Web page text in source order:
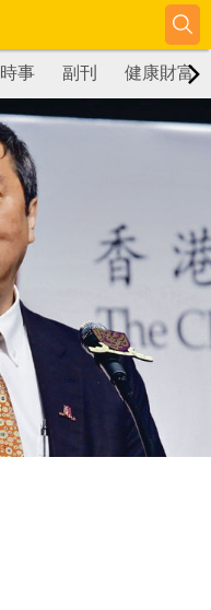
時事 副刊 健康財富